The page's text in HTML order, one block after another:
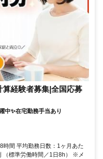
経験者募集|全国応募
中✨在宅勤務手当あり
時間 平均勤務日数：1ヶ月あた
（標準労働時間／1日8h） ※メ